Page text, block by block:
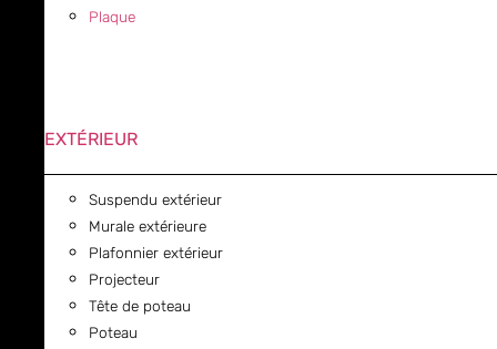
Plaque
EXTÉRIEUR
Suspendu extérieur
Murale extérieure
Plafonnier extérieur
Projecteur
Tête de poteau
Poteau